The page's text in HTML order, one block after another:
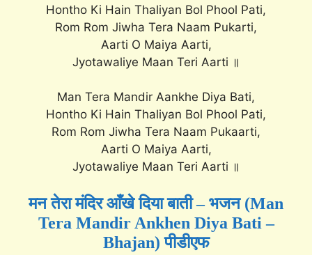
Hontho Ki Hain Thaliyan Bol Phool Pati,
Rom Rom Jiwha Tera Naam Pukarti,
Aarti O Maiya Aarti,
Jyotawaliye Maan Teri Aarti ॥
Man Tera Mandir Aankhe Diya Bati,
Hontho Ki Hain Thaliyan Bol Phool Pati,
Rom Rom Jiwha Tera Naam Pukaarti,
Aarti O Maiya Aarti,
Jyotawaliye Maan Teri Aarti ॥
मन तेरा मंदिर आँखे दिया बाती – भजन (Man
Tera Mandir Ankhen Diya Bati –
Bhajan) पीडीएफ